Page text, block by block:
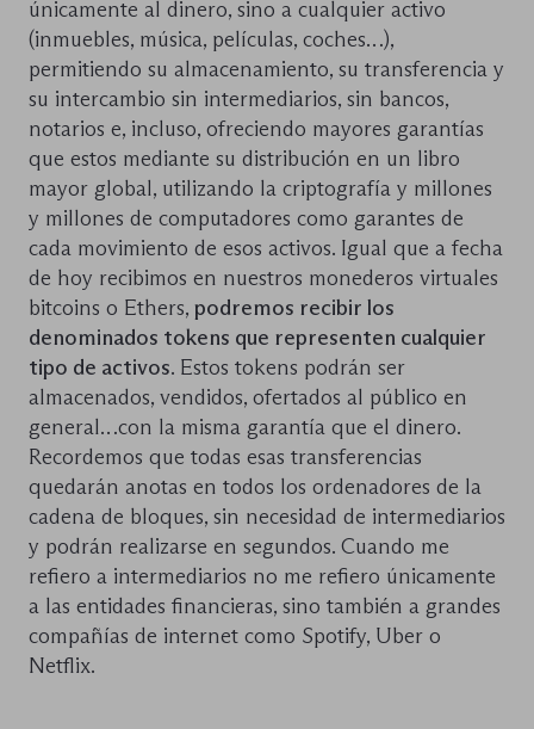
únicamente al dinero, sino a cualquier activo
(inmuebles, música, películas, coches…),
permitiendo su almacenamiento, su transferencia y
su intercambio sin intermediarios, sin bancos,
notarios e, incluso, ofreciendo mayores garantías
que estos mediante su distribución en un libro
mayor global, utilizando la criptografía y millones
y millones de computadores como garantes de
cada movimiento de esos activos. Igual que a fecha
de hoy recibimos en nuestros monederos virtuales
bitcoins o Ethers, podremos recibir los
denominados tokens que representen cualquier
tipo de activos. Estos tokens podrán ser
almacenados, vendidos, ofertados al público en
general…con la misma garantía que el dinero.
Recordemos que todas esas transferencias
quedarán anotas en todos los ordenadores de la
cadena de bloques, sin necesidad de intermediarios
y podrán realizarse en segundos. Cuando me
refiero a intermediarios no me refiero únicamente
a las entidades financieras, sino también a grandes
compañías de internet como Spotify, Uber o
Netflix.